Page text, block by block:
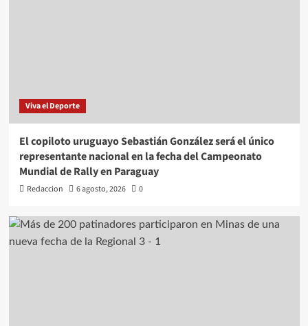
Viva el Deporte
El copiloto uruguayo Sebastián González será el único
representante nacional en la fecha del Campeonato
Mundial de Rally en Paraguay
Redaccion 6 agosto, 2026 0